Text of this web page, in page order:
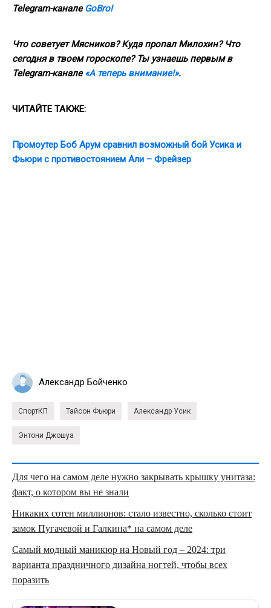
Telegram-канале GoBro!
Что советует Мясников? Куда пропал Милохин? Что
сегодня в твоем гороскопе? Ты узнаешь первым в
Telegram-канале«А теперь внимание!».
ЧИТАЙТЕ ТАКЖЕ:
Промоутер Боб Арум сравнил возможный бой Усика и
Фьюри с противостоянием Али – Фрейзер
Александр Бойченко
СпортКП Тайсон Фьюри Александр Усик
Энтони Джошуа
Для чего на самом деле нужно закрывать крышку унитаза:
факт, о котором вы не знали
Никаких сотен миллионов: стало известно, сколько стоит
замок Пугачевой и Галкина* на самом деле
Самый модный маникюр на Новый год – 2024: три
варианта праздничного дизайна ногтей, чтобы всех
поразить